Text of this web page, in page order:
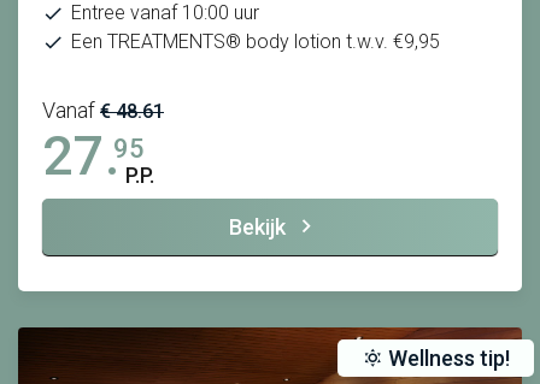
Entree vanaf 10:00 uur
Een TREATMENTS® body lotion t.w.v. €9,95
Vanaf € 48.61
27.95
P.P.
Bekijk
Wellness tip!